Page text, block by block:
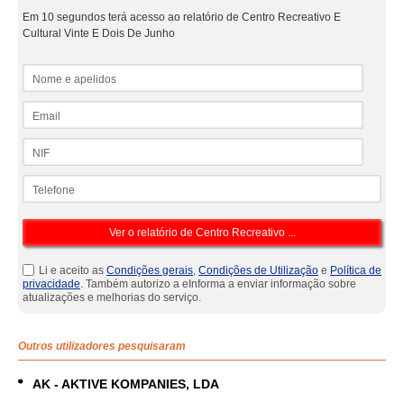
Em 10 segundos terá acesso ao relatório de Centro Recreativo E
Cultural Vinte E Dois De Junho
Li e aceito as Condições gerais, Condições de Utilização e Política de
privacidade. Também autorizo a eInforma a enviar informação sobre
atualizações e melhorias do serviço.
Outros utilizadores pesquisaram
AK - AKTIVE KOMPANIES, LDA